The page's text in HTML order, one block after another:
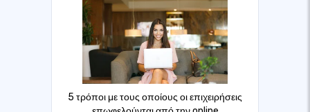
5 τρόποι με τους οποίους οι επιχειρήσεις